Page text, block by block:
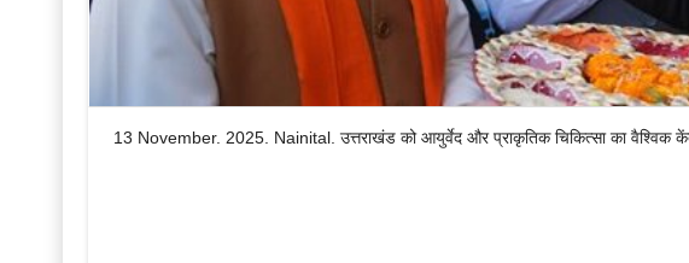
13 November. 2025. Nainital. उत्तराखंड को आयुर्वेद और प्राकृतिक चिकित्सा का वैश्विक केंद्र